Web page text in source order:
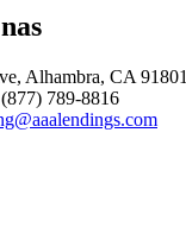
Alhambra, CA 91801
789-8816